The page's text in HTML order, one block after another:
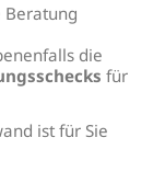
Beratung
die
für
ist für Sie